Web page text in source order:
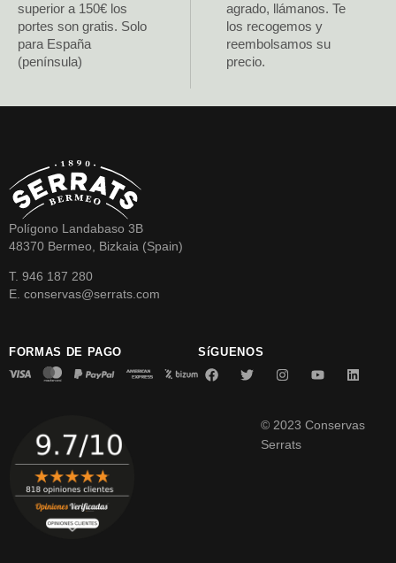
superior a 150€ los
portes son gratis. Solo
para España
(península)
agrado, llámanos. Te
los recogemos y
reembolsamos su
precio.
Polígono Landabaso 3B
48370 Bermeo, Bizkaia (Spain)
T. 946 187 280
E. conservas@serrats.com
FORMAS DE PAGO SíGUENOS
© 2023 Conservas
Serrats